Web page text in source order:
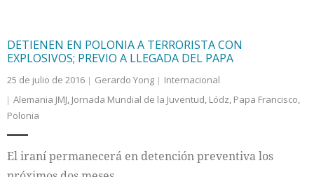
DETIENEN EN POLONIA A TERRORISTA CON
EXPLOSIVOS; PREVIO A LLEGADA DEL PAPA
25 de julio de 2016 Gerardo Yong
Internacional
Alemania JMJ, Jornada Mundial de la Juventud, Lódz, Papa Francisco,
Polonia
El iraní permanecerá en detención preventiva los